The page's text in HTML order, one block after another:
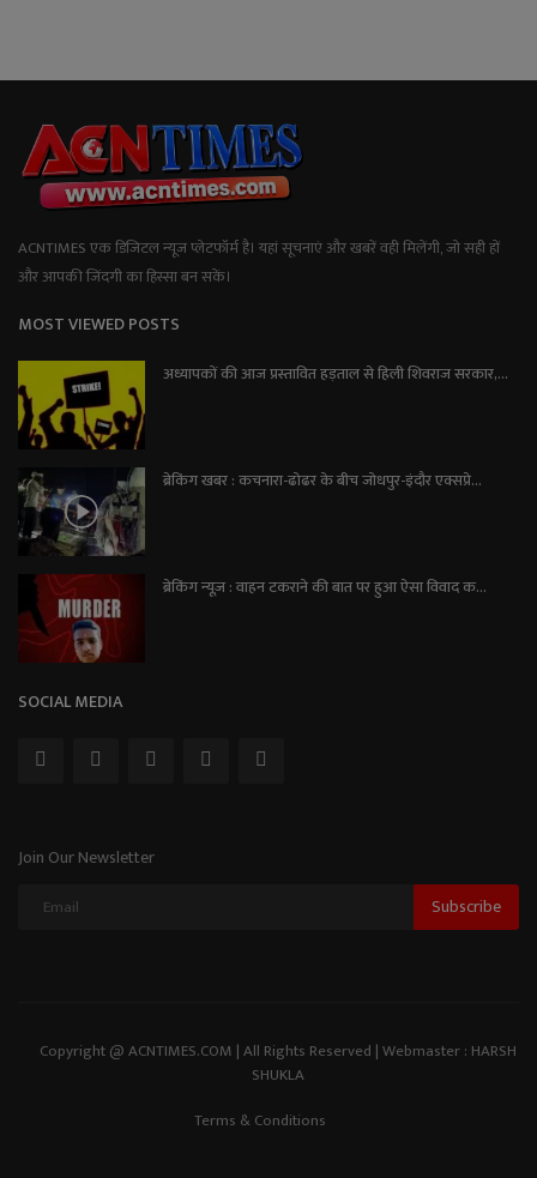
ACNTIMES एक डिजिटल न्यूज प्लेटफॉर्म है। यहां सूचनाएं और खबरें वही मिलेंगी, जो सही हों
और आपकी जिंदगी का हिस्सा बन सकें।
MOST VIEWED POSTS
अध्यापकों की आज प्रस्तावित हड़ताल से हिली शिवराज सरकार,...
ब्रेकिंग खबर : कचनारा-ढोढर के बीच जोधपुर-इंदौर एक्सप्रे...
ब्रेकिंग न्यूज़ : वाहन टकराने की बात पर हुआ ऐसा विवाद क...
SOCIAL MEDIA
Join Our Newsletter
Subscribe
Copyright @ ACNTIMES.COM | All Rights Reserved | Webmaster : HARSH
SHUKLA
Terms & Conditions